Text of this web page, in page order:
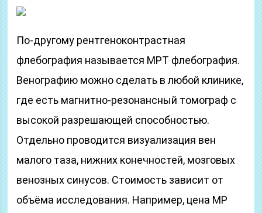
По-другому рентгеноконтрастная
флебография называется МРТ флебография.
Венографию можно сделать в любой клинике,
где есть магнитно-резонансный томограф с
высокой разрешающей способностью.
Отдельно проводится визуализация вен
малого таза, нижних конечностей, мозговых
венозных синусов. Стоимость зависит от
объёма исследования. Например, цена МР